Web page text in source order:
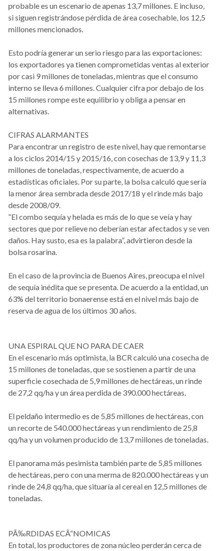
probable es un escenario de apenas 13,7 millones. E incluso,
si siguen registrándose pérdida de área cosechable, los 12,5
millones mencionados.
Esto podría generar un serio riesgo para las exportaciones:
los exportadores ya tienen comprometidas ventas al exterior
por casi 9 millones de toneladas, mientras que el consumo
interno se lleva 6 millones. Cualquier cifra por debajo de los
15 millones rompe este equilibrio y obliga a pensar en
alternativas.
CIFRAS ALARMANTES
Para encontrar un registro de este nivel, hay que remontarse
a los ciclos 2014/15 y 2015/16, con cosechas de 13,9 y 11,3
millones de toneladas, respectivamente, de acuerdo a
estadísticas oficiales. Por su parte, la bolsa calculó que sería
la menor área sembrada desde 2017/18 y el rinde más bajo
desde 2008/09.
“El combo sequía y helada es más de lo que se veía y hay
sectores que por relieve no deberían estar afectados y se ven
daños. Hay susto, esa es la palabra”, advirtieron desde la
bolsa rosarina.
En el caso de la provincia de Buenos Aires, preocupa el nivel
de sequía inédita que se presenta. De acuerdo a la entidad, un
63% del territorio bonaerense está en el nivel más bajo de
reserva de agua de los últimos 30 años.
UNA ESPIRAL QUE NO PARA DE CAER
En el escenario más optimista, la BCR calculó una cosecha de
15 millones de toneladas, que se sostienen a partir de una
superficie cosechada de 5,9 millones de hectáreas, un rinde
de 27,2 qq/ha y un área perdida de 390.000 hectáreas.
El peldaño intermedio es de 5,85 millones de hectáreas, con
un recorte de 540.000 hectáreas y un rendimiento de 25,8
qq/ha y un volumen producido de 13,7 millones de toneladas.
El panorama más pesimista también parte de 5,85 millones
de hectáreas, pero con una merma de 820.000 hectáreas y un
rinde de 24,8 qq/ha, que situaría al cereal en 12,5 millones de
toneladas.
PÃ‰RDIDAS ECÃ“NOMICAS
En total, los productores de zona núcleo perderán cerca de